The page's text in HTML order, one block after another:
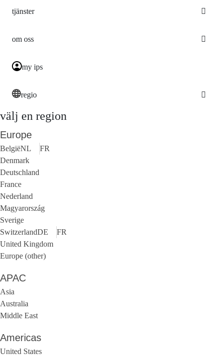
tjänster
om oss
my ips
regio
välj en region
Europe
BelgiëNL
FR
Denmark
Deutschland
France
Nederland
Magyarország
Sverige
SwitzerlandDE
FR
United Kingdom
Europe (other)
APAC
Asia
Australia
Middle East
Americas
United States